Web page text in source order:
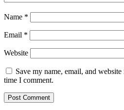
Name *
Email *
Website
Save my name, email, and
time I comment.